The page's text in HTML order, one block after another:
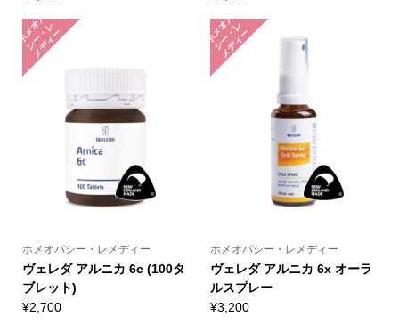
ホ
メ
オ
パ
シ
ー
・
レ
メ
デ
ィ
ー
ホメオパシー・レメディー
ヴェレダ アルニカ 6c (100タ
ブレット)
¥2,700
ホ
メ
オ
パ
シ
ー
・
レ
メ
デ
ィ
ー
ホメオパシー・レメディー
ヴェレダ アルニカ 6x オーラ
ルスプレー
¥3,200